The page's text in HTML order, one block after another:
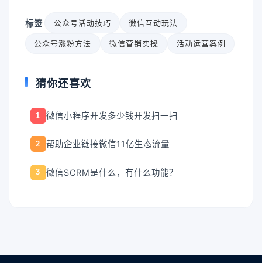
标签 公众号活动技巧 微信互动玩法
公众号涨粉方法 微信营销实操 活动运营案例
猜你还喜欢
1 微信小程序开发多少钱开发扫一扫
2 帮助企业链接微信11亿生态流量
3 微信SCRM是什么，有什么功能？